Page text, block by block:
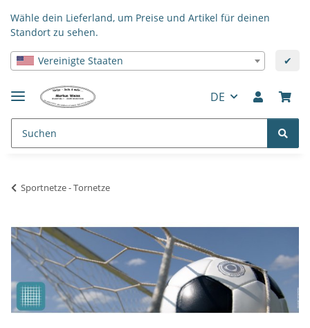
Wähle dein Lieferland, um Preise und Artikel für deinen
Standort zu sehen.
Vereinigte Staaten ✔
DE
Sportnetze - Tornetze